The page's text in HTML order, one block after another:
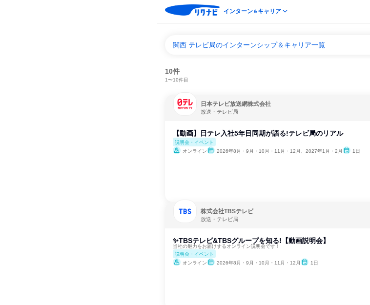
インターン＆キャリア
関西 テレビ局のインターンシップ＆キャリア一覧
10件
1〜10件目
日本テレビ放送網株式会社
放送・テレビ局
【動画】日テレ入社5年目同期が語る!テレビ局のリアル
説明会・イベント
オンライン
2026年8月・9月・10月・11月・12月、2027年1月・2月 1日
株式会社TBSテレビ
放送・テレビ局
✨TBSテレビ&TBSグループを知る!【動画説明会】
当社の魅力をお届けするオンライン説明会です！
説明会・イベント
オンライン
2026年8月・9月・10月・11月・12月 1日